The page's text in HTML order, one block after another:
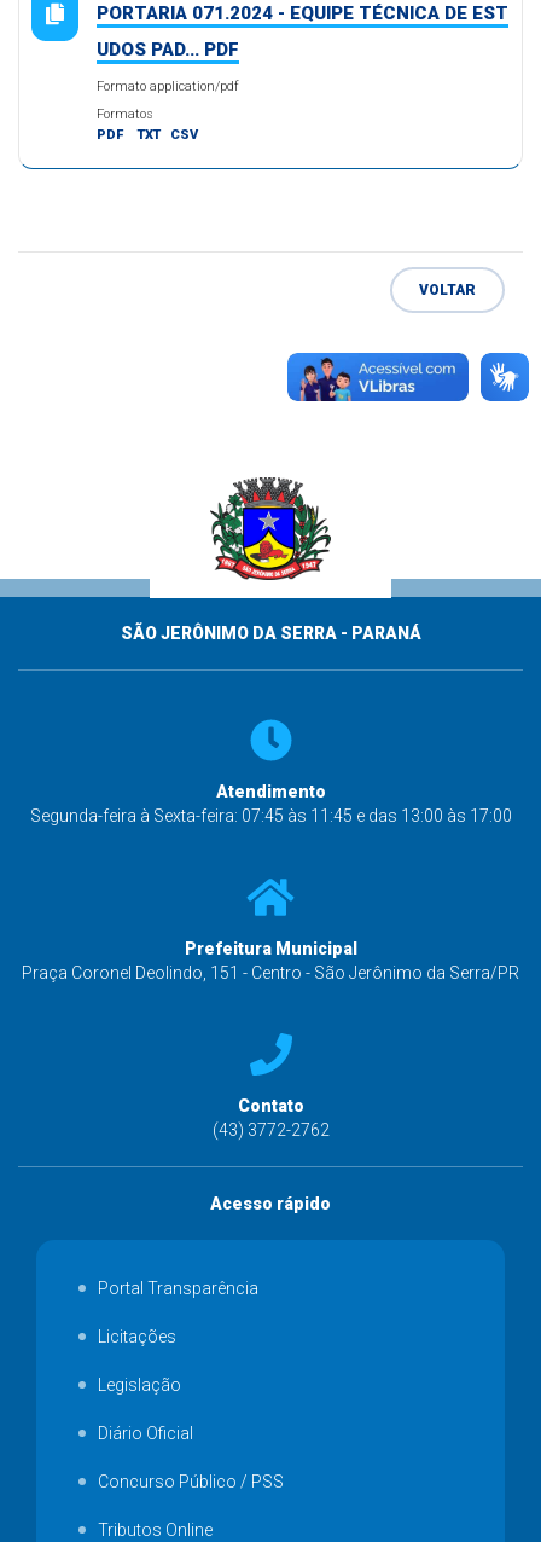
PORTARIA 071.2024 - EQUIPE TÉCNICA DE EST
UDOS PAD... PDF
Formato application/pdf
Formatos
PDF
TXT CSV
VOLTAR
SÃO JERÔNIMO DA SERRA - PARANÁ
Atendimento
Segunda-feira à Sexta-feira: 07:45 às 11:45 e das 13:00 às 17:00
Prefeitura Municipal
Praça Coronel Deolindo, 151 - Centro - São Jerônimo da Serra/PR
Contato
(43) 3772-2762
Acesso rápido
Portal Transparência
Licitações
Legislação
Diário Oficial
Concurso Público / PSS
Tributos Online